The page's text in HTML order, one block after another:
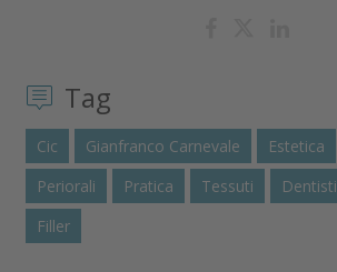
Tag
Cic Gianfranco Carnevale Estetica
Periorali
Pratica Tessuti Dentisti
Filler